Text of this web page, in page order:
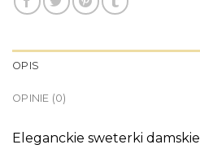
OPIS
OPINIE (0)
Eleganckie sweterki